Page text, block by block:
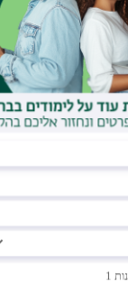
מבט על "סמטת